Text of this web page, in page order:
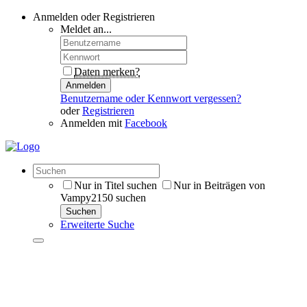
Anmelden oder Registrieren
Meldet an...
Daten merken?
Anmelden
Benutzername oder Kennwort vergessen?
oderRegistrieren
Anmelden mit Facebook
Nur in Titel suchen
Nur in Beiträgen von
Vampy2150 suchen
Suchen
Erweiterte Suche